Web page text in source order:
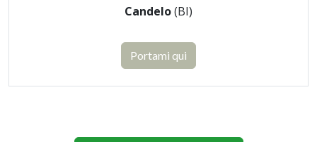
Candelo(BI)
Portami qui